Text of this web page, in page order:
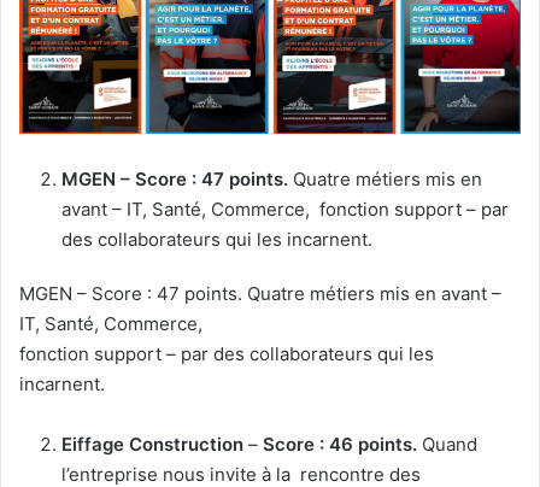
MGEN – Score : 47 points. Quatre métiers mis en
avant – IT, Santé, Commerce, fonction support – par
des collaborateurs qui les incarnent.
MGEN – Score : 47 points. Quatre métiers mis en avant –
IT, Santé, Commerce,
fonction support – par des collaborateurs qui les
incarnent.
Eiffage Construction – Score : 46 points. Quand
l’entreprise nous invite à la rencontre des